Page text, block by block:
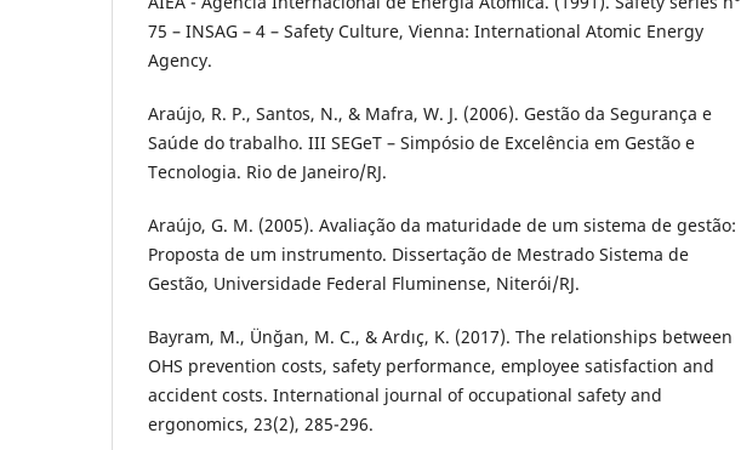
75 – INSAG – 4 – Safety Culture, Vienna: International Atomic Energy
Agency.
Araújo, R. P., Santos, N., & Mafra, W. J. (2006). Gestão da Segurança e
Saúde do trabalho. III SEGeT – Simpósio de Excelência em Gestão e
Tecnologia. Rio de Janeiro/RJ.
Araújo, G. M. (2005). Avaliação da maturidade de um sistema de gestão:
Proposta de um instrumento. Dissertação de Mestrado Sistema de
Gestão, Universidade Federal Fluminense, Niterói/RJ.
Bayram, M., Ünğan, M. C., & Ardıç, K. (2017). The relationships between
OHS prevention costs, safety performance, employee satisfaction and
accident costs. International journal of occupational safety and
ergonomics, 23(2), 285-296.